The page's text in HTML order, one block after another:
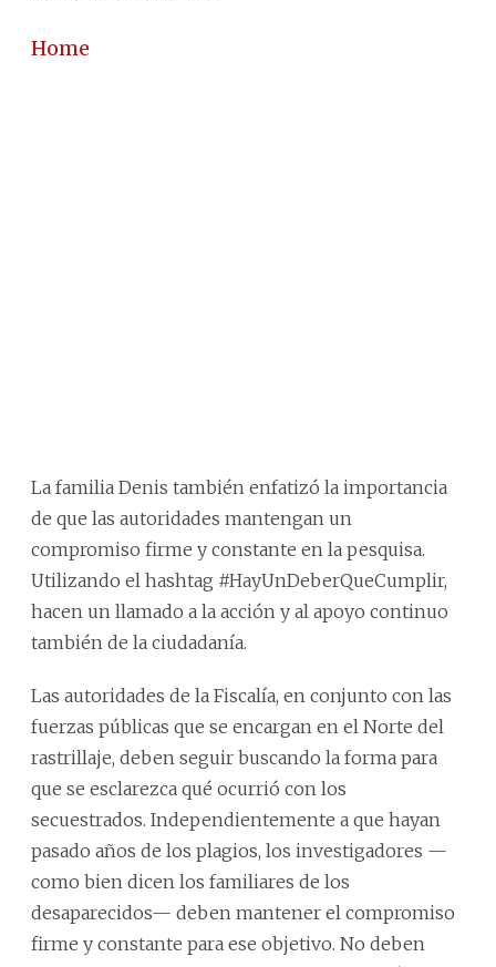
Home
La familia Denis también enfatizó la importancia
de que las autoridades mantengan un
compromiso firme y constante en la pesquisa.
Utilizando el hashtag #HayUnDeberQueCumplir,
hacen un llamado a la acción y al apoyo continuo
también de la ciudadanía.
Las autoridades de la Fiscalía, en conjunto con las
fuerzas públicas que se encargan en el Norte del
rastrillaje, deben seguir buscando la forma para
que se esclarezca qué ocurrió con los
secuestrados. Independientemente a que hayan
pasado años de los plagios, los investigadores —
como bien dicen los familiares de los
desaparecidos— deben mantener el compromiso
firme y constante para ese objetivo. No deben